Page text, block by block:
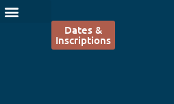
Dates &
Inscriptions